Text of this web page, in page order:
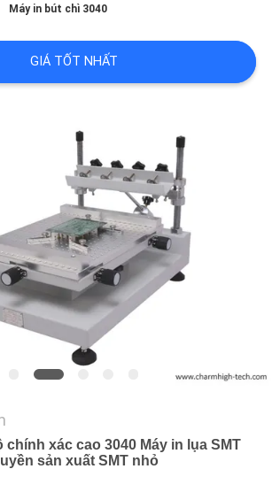
Máy in bút chì 3040
GIÁ TỐT NHẤT
chính xác cao 3040 Máy in lụa SMT
sản xuất SMT nhỏ